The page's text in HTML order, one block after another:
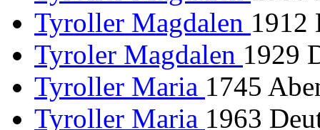
Tyroller Magdalen 1912
Tyroler Magdalen 1929
Tyroller Maria 1745
Tyroller Maria 1963